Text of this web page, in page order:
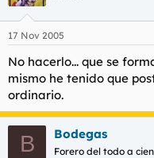
17 Nov 2005
No hacerlo... que se
mismo he tenido que
ordinario.
B Bodegas
Forero del todo a cien